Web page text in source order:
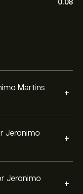
0.08
Martins
+
Jeronimo
+
Jeronimo
+